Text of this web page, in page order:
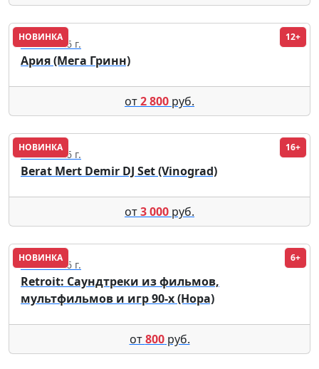
НОВИНКА 12+
19.09.2026 г.
Ария (Мега Гринн)
от2 800 руб.
НОВИНКА 16+
11.08.2026 г.
Berat Mert Demir DJ Set (Vinograd)
от3 000 руб.
НОВИНКА 6+
18.09.2026 г.
Retroit: Саундтреки из фильмов,
мультфильмов и игр 90-х (Нора)
от800руб.